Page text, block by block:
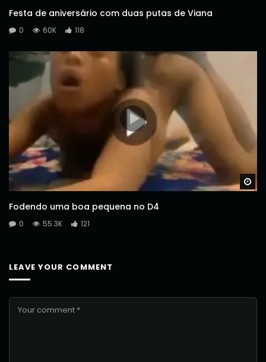
Festa de aniversário com duas putas de Viana
0 60K 118
Fodendo uma boa pequena no D4
0 55.3K 121
LEAVE YOUR COMMENT